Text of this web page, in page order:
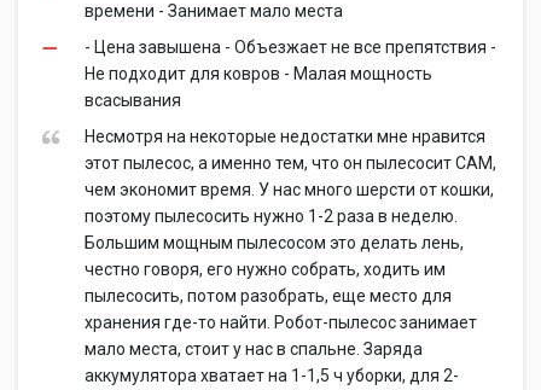
времени - Занимает мало места
- Цена завышена - Объезжает не все препятствия -
Не подходит для ковров - Малая мощность
всасывания
Несмотря на некоторые недостатки мне нравится
этот пылесос, а именно тем, что он пылесосит САМ,
чем экономит время. У нас много шерсти от кошки,
поэтому пылесосить нужно 1-2 раза в неделю.
Большим мощным пылесосом это делать лень,
честно говоря, его нужно собрать, ходить им
пылесосить, потом разобрать, еще место для
хранения где-то найти. Робот-пылесос занимает
мало места, стоит у нас в спальне. Заряда
аккумулятора хватает на 1-1,5 ч уборки, для 2-